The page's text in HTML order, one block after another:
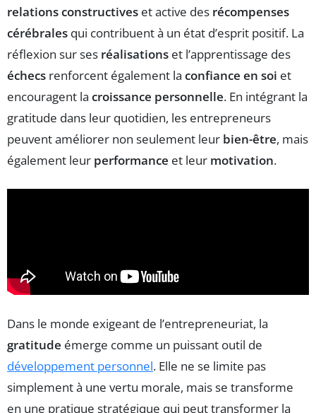
relations constructives et active des récompenses
cérébrales qui contribuent à un état d’esprit positif. La
réflexion sur ses réalisations et l’apprentissage des
échecs renforcent également la confiance en soi et
encouragent la croissance personnelle. En intégrant la
gratitude dans leur quotidien, les entrepreneurs
peuvent améliorer non seulement leur bien-être, mais
également leur performance et leur motivation.
Dans le monde exigeant de l’entrepreneuriat, la
gratitude émerge comme un puissant outil de
développement personnel. Elle ne se limite pas
simplement à une vertu morale, mais se transforme
en une pratique stratégique qui peut transformer la